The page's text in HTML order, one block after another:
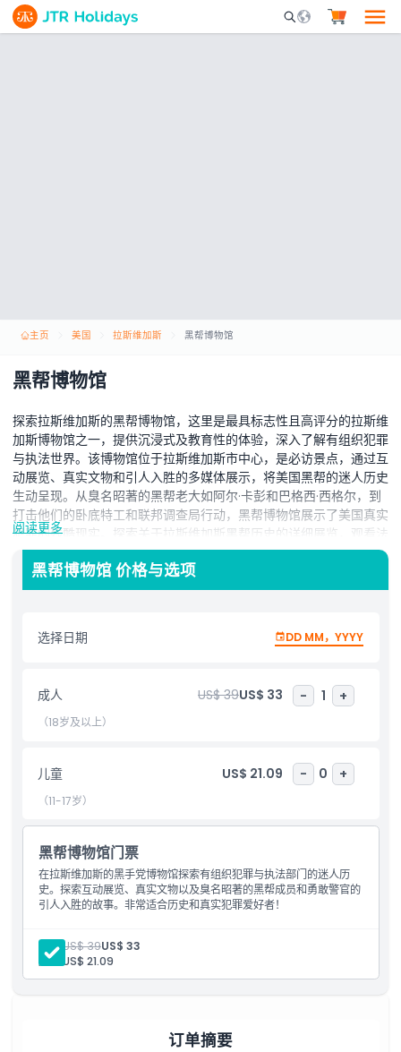
Mobile Search
主页 美国 拉斯维加斯 黑帮博物馆
黑帮博物馆
探索拉斯维加斯的黑帮博物馆，这里是最具标志性且高评分的拉斯维
加斯博物馆之一，提供沉浸式及教育性的体验，深入了解有组织犯罪
与执法世界。该博物馆位于拉斯维加斯市中心，是必访景点，通过互
动展览、真实文物和引人入胜的多媒体展示，将美国黑帮的迷人历史
生动呈现。从臭名昭著的黑帮老大如阿尔·卡彭和巴格西·西格尔，到
打击他们的卧底特工和联邦调查局行动，黑帮博物馆展示了美国真实
犯罪的残酷现实。探索关于拉斯维加斯黑帮历史的详细展览，观看法
庭录像，检查窃听录音，并在法医犯罪实验室亲自动手，了解刑事调
查背后的科学。了解有组织犯罪如何塑造早期赌场行业，以及执法部
门如何演变进行反击。设有轮换展览、现场演示以及博物馆地下室的
历史迷、真实犯罪爱好者及好奇的旅行者，拉斯维加斯黑帮博物馆为
您提供一次关于正义、腐败和美国文化的引人入胜的旅程。在线预订
亮点
包含项
儿童成人政策
排除项
需要了解的事项
阅读更多
黑帮博物馆 价格与选项
选择日期 DD MM，YYYY
成人 US$ 39US$ 33 - 1 +
（18岁及以上）
儿童 US$ 21.09 - 0 +
（11-17岁）
黑帮博物馆门票
在拉斯维加斯的黑手党博物馆探索有组织犯罪与执法部门的迷人历
史。探索互动展览、真实文物以及臭名昭著的黑帮成员和勇敢警官的
引人入胜的故事。非常适合历史和真实犯罪爱好者！
成人: US$ 39US$ 33
儿童:
US$ 21.09
订单摘要